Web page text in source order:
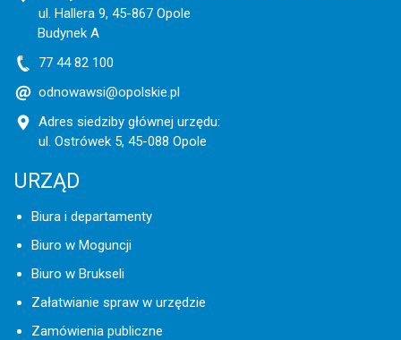
ul. Hallera 9, 45-867 Opole
Budynek A
77 44 82 100
odnowawsi@opolskie.pl
Adres siedziby głównej urzędu:
ul. Ostrówek 5, 45-088 Opole
URZĄD
Biura i departamenty
Biuro w Moguncji
Biuro w Brukseli
Załatwianie spraw w urzędzie
Zamówienia publiczne